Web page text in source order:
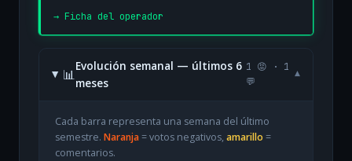
→ Ficha del operador
📊
Evolución semanal — últimos 6
meses
1 😡 · 1
💬
▾
Cada barra representa una semana del último
semestre. Naranja= votos negativos, amarillo =
comentarios.